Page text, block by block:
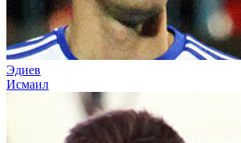
Эдиев
Исмаил